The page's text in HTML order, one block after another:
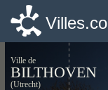
Villes.co
Ville de
BILTHOVEN
(Utrecht)
Villes.co